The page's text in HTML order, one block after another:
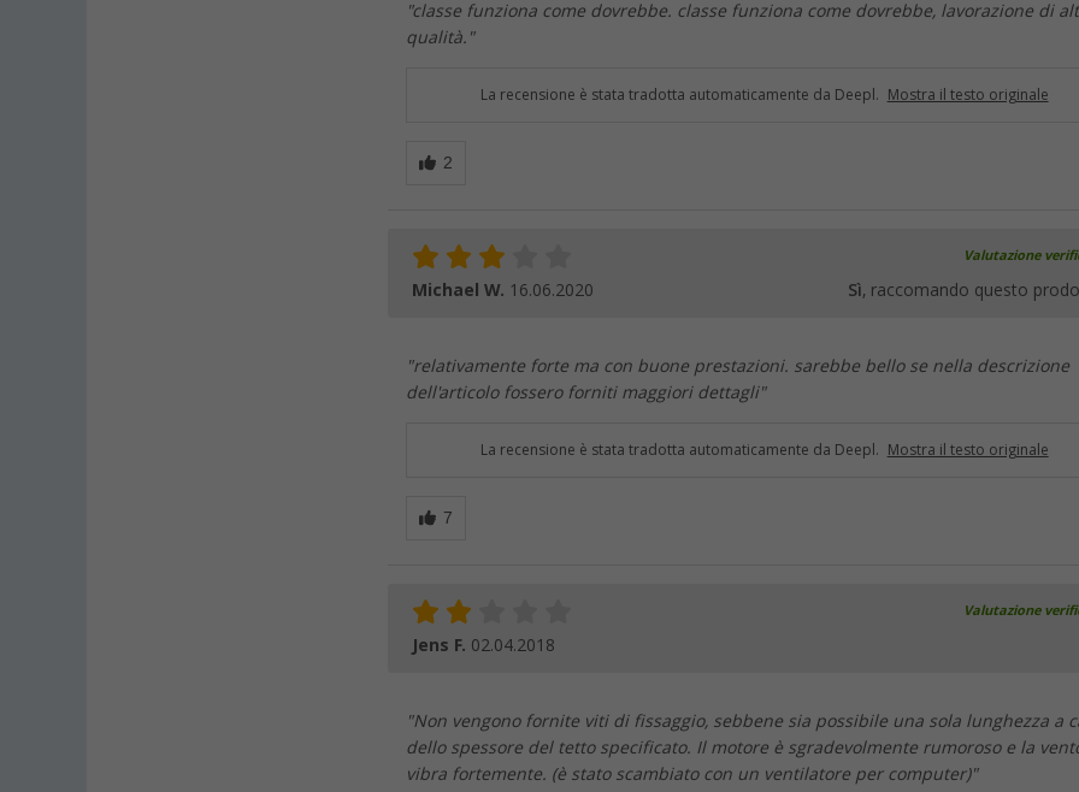
"classe funziona come dovrebbe. classe funziona come dovrebbe, lavorazione di
qualità."
La recensione è stata tradotta automaticamente da Deepl. Mostra il testo originale
Valutazione
Michael W. 16.06.2020 Sì, raccomando questo
"relativamente forte ma con buone prestazioni. sarebbe bello se nella descrizione
dell'articolo fossero forniti maggiori dettagli"
La recensione è stata tradotta automaticamente da Deepl. Mostra il testo originale
Valutazione
Jens F. 02.04.2018
"Non vengono fornite viti di fissaggio, sebbene sia possibile una sola lunghezza a
dello spessore del tetto specificato. Il motore è sgradevolmente rumoroso e la
vibra fortemente. (è stato scambiato con un ventilatore per computer)"